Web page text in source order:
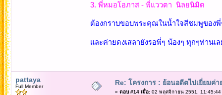
3. พี่หมอโอภาส - พี่แววตา นิลยนิมิ
ต้องกราบขอบพระคุณในน้ำใจสีชมพูของพี่
และค่ายดงเสลายังรอพี่ๆ น้องๆ ทุกๆท่านเ
pattaya
Full Member Re: โครงการ : ย้อนอดีตไปเยี่ยมค่
« ตอบ #14 เมื่อ:02 พฤศจิกายน 2551, 11:45:44